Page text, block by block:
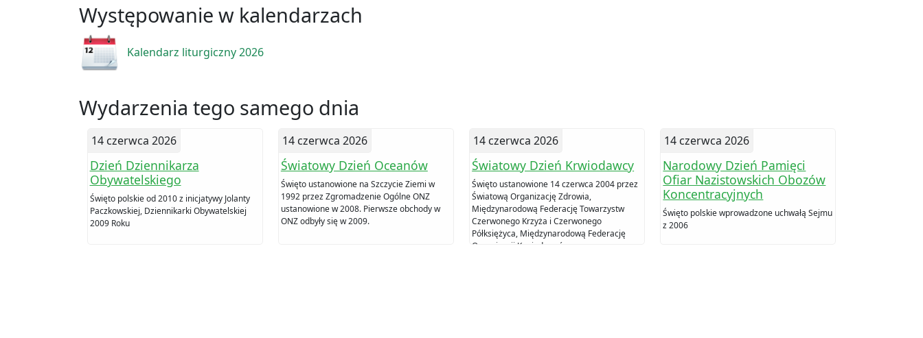
Występowanie w kalendarzach
Kalendarz liturgiczny 2026
Wydarzenia tego samego dnia
14 czerwca 2026
Dzień Dziennikarza
Obywatelskiego
Święto polskie od 2010 z inicjatywy Jolanty
Paczkowskiej, Dziennikarki Obywatelskiej
2009 Roku
14 czerwca 2026
Światowy Dzień Oceanów
Święto ustanowione na Szczycie Ziemi w
1992 przez Zgromadzenie Ogólne ONZ
ustanowione w 2008. Pierwsze obchody w
ONZ odbyły się w 2009.
14 czerwca 2026
Światowy Dzień Krwiodawcy
Święto ustanowione 14 czerwca 2004 przez
Światową Organizację Zdrowia,
Międzynarodową Federację Towarzystw
Czerwonego Krzyża i Czerwonego
Półksiężyca, Międzynarodową Federację
Organizacji Krwiodawców oraz
14 czerwca 2026
Narodowy Dzień Pamięci
Ofiar Nazistowskich Obozów
Koncentracyjnych
Święto polskie wprowadzone uchwałą Sejmu
z 2006